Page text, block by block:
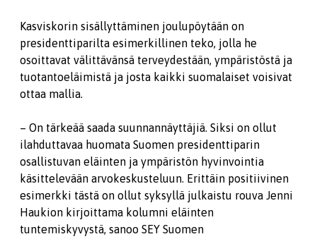
Kasviskorin sisällyttäminen joulupöytään on
presidenttiparilta esimerkillinen teko, jolla he
osoittavat välittävänsä terveydestään, ympäristöstä ja
tuotantoeläimistä ja josta kaikki suomalaiset voisivat
ottaa mallia.
– On tärkeää saada suunnannäyttäjiä. Siksi on ollut
ilahduttavaa huomata Suomen presidenttiparin
osallistuvan eläinten ja ympäristön hyvinvointia
käsittelevään arvokeskusteluun. Erittäin positiivinen
esimerkki tästä on ollut syksyllä julkaistu rouva Jenni
Haukion kirjoittama kolumni eläinten
tuntemiskyvystä, sanoo SEY Suomen